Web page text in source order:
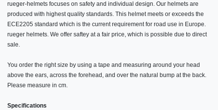
rueger-helmets focuses on safety and individual design. Our helmets are
produced with highest quality standards. This helmet meets or exceeds the
ECE2205 standard which is the current requirement for road use in Europe.
rueger helmets. We offer saftey at a fair price, which is possible due to direct
sale.
You order the right size by using a tape and measuring around your head
above the ears, across the forehead, and over the natural bump at the back.
Please measure in cm.
Specifications